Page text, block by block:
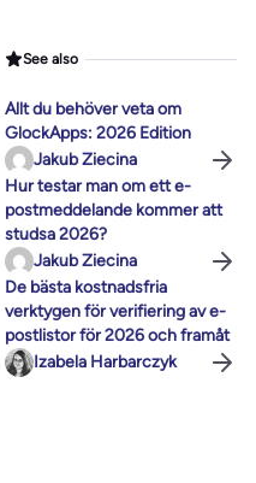
See also
Allt du behöver veta om
GlockApps: 2026 Edition
Jakub Ziecina
Hur testar man om ett e-
postmeddelande kommer att
studsa 2026?
Jakub Ziecina
De bästa kostnadsfria
verktygen för verifiering av e-
postlistor för 2026 och framåt
Izabela Harbarczyk